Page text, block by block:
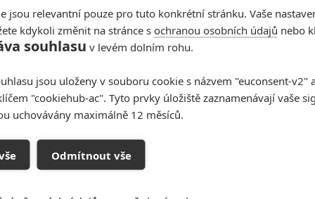
Největší propadáky v kariéře Sylvestera
Stallona
jsou relevantní pouze pro tuto konkrétní stránku. Vaše
kdykoli změnit na stránce s ochranou osobních údajů nebo
souhlasu v levém dolním rohu.
jsou uloženy v souboru cookie s názvem "euconsent-v2"
"cookiehub-ac". Tyto prvky úložiště zaznamenávají vaše
uchovávány maximálně 12 měsíců.
Odmítnout vše